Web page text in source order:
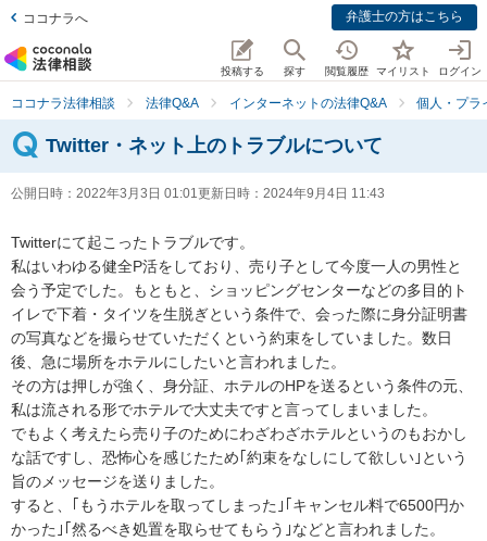
ココナラへ 弁護士の方はこちら
投稿する 探す 閲覧履歴 マイリスト ログイン
ココナラ法律相談 法律Q&A インターネットの法律Q&A 個人・プラ
Twitter・ネット上のトラブルについて
公開日時： 2022年3月3日 01:01更新日時： 2024年9月4日 11:43
Twitterにて起こったトラブルです。
私はいわゆる健全P活をしており、売り子として今度一人の男性と
会う予定でした。もともと、ショッピングセンターなどの多目的ト
イレで下着・タイツを生脱ぎという条件で、会った際に身分証明書
の写真などを撮らせていただくという約束をしていました。数日
後、急に場所をホテルにしたいと言われました。
その方は押しが強く、身分証、ホテルのHPを送るという条件の元、
私は流される形でホテルで大丈夫ですと言ってしまいました。
でもよく考えたら売り子のためにわざわざホテルというのもおかし
な話ですし、恐怖心を感じたため｢約束をなしにして欲しい｣という
旨のメッセージを送りました。
すると、｢もうホテルを取ってしまった｣｢キャンセル料で6500円か
かった｣｢然るべき処置を取らせてもらう｣などと言われました。